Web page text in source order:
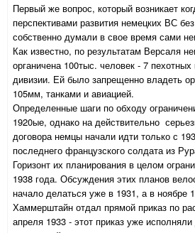
Первый же вопрос, который возникает
перспективами развития немецких ВС
собственно думали в свое время сами
Как известно, по результатам Версаля
органичена 100тыс. человек - 7
дивизии. Ей было запрещенно владеть
105мм, танками и авиацией.
Определенные шаги по обходу
1920ые, однако на действительно
договора немцы начали идти только с
последнего французского солдата из
Горизонт их планирования в целом
1938 года. Обсуждения этих планов
начало делаться уже в 1931, а в ноябре
Хаммерштайн отдал прямой приказ по
апреля 1933 - этот приказ уже